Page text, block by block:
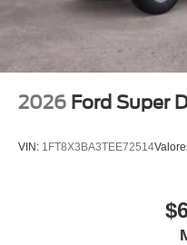
2026 Ford Super
VIN: 1FT8X3BA3TEE72514